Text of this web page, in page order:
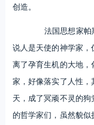
创造。
法国思想家帕
说人是天使的神学家
离了孕育生机的大地
家，好像落实了人性
天，成了冥顽不灵的
的哲学家们，虽然貌